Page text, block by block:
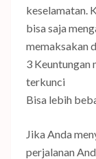
keselamatan.
bisa saja
memaksakan
3 Keuntungan
terkunci
Bisa lebih
Jika Anda
perjalanan